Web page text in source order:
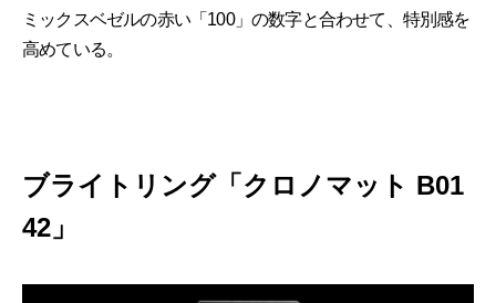
ミックスベゼルの赤い「100」の数字と合わせて、特別感を
高めている。
ブライトリング「クロノマット B01
42」